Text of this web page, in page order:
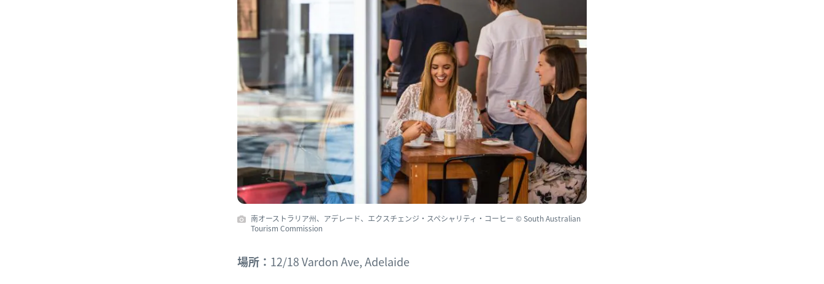
南オーストラリア州、アデレード、エクスチェンジ・スペシャリティ・コーヒー © South Australian
Tourism Commission
場所： 12/18 Vardon Ave, Adelaide